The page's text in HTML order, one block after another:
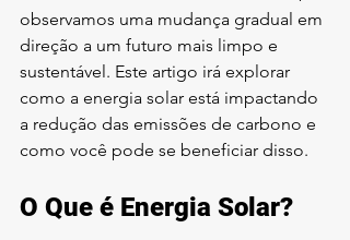
observamos uma mudança gradual em
direção a um futuro mais limpo e
sustentável. Este artigo irá explorar
como a energia solar está impactando
a redução das emissões de carbono e
como você pode se beneficiar disso.
O Que é Energia Solar?